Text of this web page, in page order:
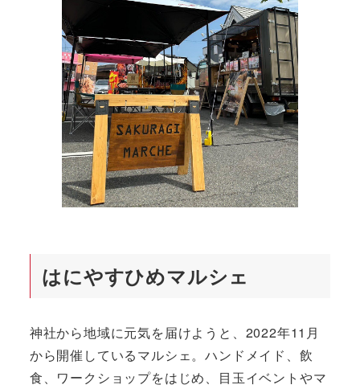
はにやすひめマルシェ
神社から地域に元気を届けようと、2022年11月
から開催しているマルシェ。ハンドメイド、飲
食、ワークショップをはじめ、目玉イベントやマ